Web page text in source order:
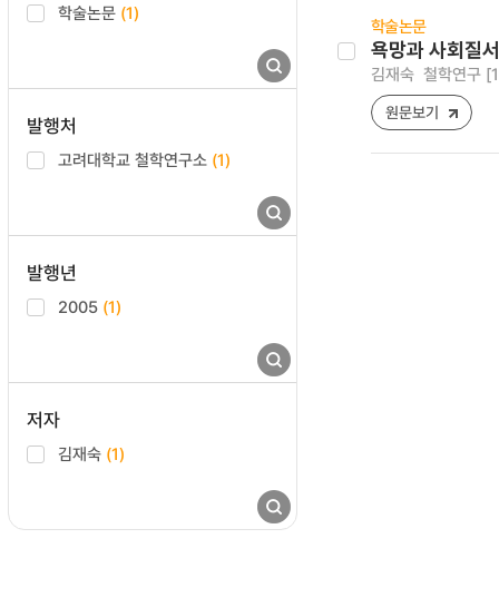
학술논문 (1)
발행처
고려대학교 철학연구소 (1)
발행년
2005 (1)
저자
김재숙 (1)
학술논문
욕망과 사회질
김재숙 철학연구
원문보기